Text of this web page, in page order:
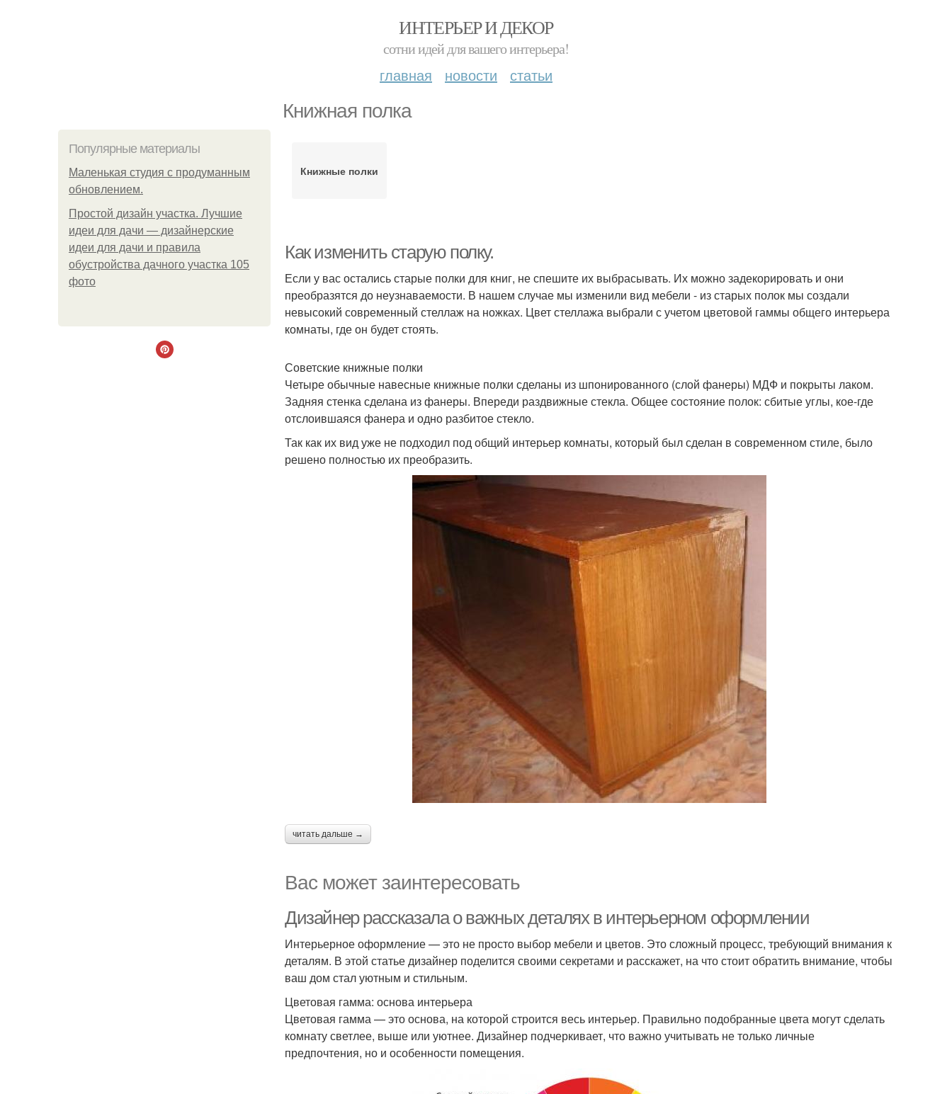
ИНТЕРЬЕР И ДЕКОР
сотни идей для вашего интерьера!
главная новости статьи
Книжная полка
Популярные материалы
Маленькая студия с продуманным
обновлением.
Простой дизайн участка. Лучшие
идеи для дачи — дизайнерские
идеи для дачи и правила
обустройства дачного участка 105
фото
Книжные полки
Как изменить старую полку.
Если у вас остались старые полки для книг, не спешите их выбрасывать. Их можно задекорировать и они
преобразятся до неузнаваемости. В нашем случае мы изменили вид мебели - из старых полок мы создали
невысокий современный стеллаж на ножках. Цвет стеллажа выбрали с учетом цветовой гаммы общего интерьера
комнаты, где он будет стоять.
Советские книжные полки
Четыре обычные навесные книжные полки сделаны из шпонированного (слой фанеры) МДФ и покрыты лаком.
Задняя стенка сделана из фанеры. Впереди раздвижные стекла. Общее состояние полок: сбитые углы, кое-где
отслоившаяся фанера и одно разбитое стекло.
Так как их вид уже не подходил под общий интерьер комнаты, который был сделан в современном стиле, было
решено полностью их преобразить.
читать дальше →
Вас может заинтересовать
Дизайнер рассказала о важных деталях в интерьерном оформлении
Интерьерное оформление — это не просто выбор мебели и цветов. Это сложный процесс, требующий внимания к
деталям. В этой статье дизайнер поделится своими секретами и расскажет, на что стоит обратить внимание, чтобы
ваш дом стал уютным и стильным.
Цветовая гамма: основа интерьера
Цветовая гамма — это основа, на которой строится весь интерьер. Правильно подобранные цвета могут сделать
комнату светлее, выше или уютнее. Дизайнер подчеркивает, что важно учитывать не только личные
предпочтения, но и особенности помещения.